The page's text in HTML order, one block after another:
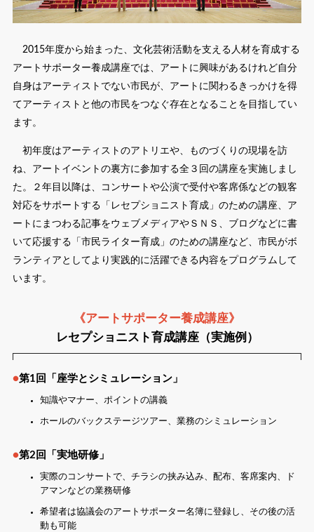
2015年度から始まった、文化芸術活動を支える人材を育成する
アートサポーター養成講座では、アートに興味があるけれど自分
自身はアーティストでない市民が、アートに関わるきっかけを得
てアーティストと他の市民をつなぐ存在となることを目指してい
ます。
初年度はアーティストのアトリエや、ものづくりの現場を訪
ね、アートイベントの裏方に参加する全３回の講座を実施しまし
た。２年目以降は、コンサートや公演で受付や客席係などの観客
対応をサポートする「レセプショニスト育成」のための講座、ア
ートにまつわる記事をウェブメディアやＳＮＳ、ブログなどに書
いて応援する「市民ライター育成」のための講座など、市民がボ
ランティアとしてより実践的に活躍できる内容をプログラムして
います。
《アートサポーター養成講座》
レセプショニスト育成講座（実施例）
●第1回「座学とシミュレーション」
知識やマナー、ポイントの講義
ホールのバックステージツアー、業務のシミュレーション
●第2回「実地研修」
実際のコンサートで、チラシの挟み込み、配布、客席案内、ド
アマンなどの業務研修
希望者は協議会のアートサポーター名簿に登録し、その後の活
動も可能